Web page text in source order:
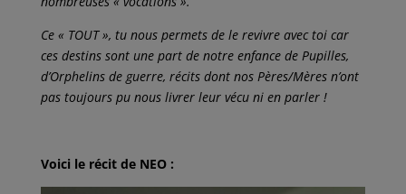
Ce « TOUT », tu nous permets de le revivre avec toi car
ces destins sont une part de notre enfance de Pupilles,
d’Orphelins de guerre, récits dont nos Pères/Mères n’ont
pas toujours pu nous livrer leur vécu ni en parler !
Voici le récit de NEO :